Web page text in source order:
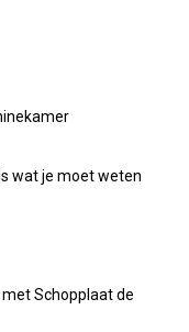
wat je moet weten
Schopplaat de